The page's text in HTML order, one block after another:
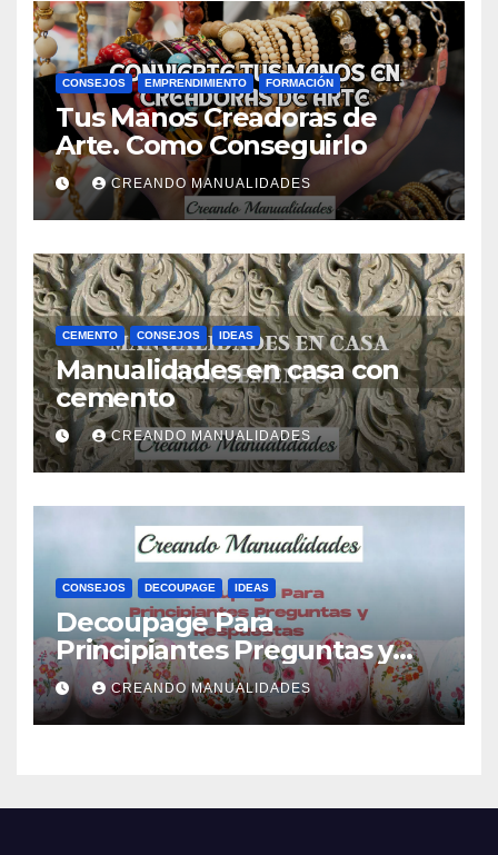
CONSEJOS EMPRENDIMIENTO FORMACIÓN
Tus Manos Creadoras de
Arte. Como Conseguirlo
CREANDO MANUALIDADES
CEMENTO CONSEJOS IDEAS
Manualidades en casa con
cemento
CREANDO MANUALIDADES
CONSEJOS DECOUPAGE IDEAS
Decoupage Para
Principiantes Preguntas y
Respuestas
CREANDO MANUALIDADES